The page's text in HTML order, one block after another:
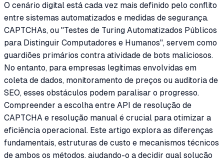
O cenário digital está cada vez mais definido pelo conflito
entre sistemas automatizados e medidas de segurança.
CAPTCHAs, ou "Testes de Turing Automatizados Públicos
para Distinguir Computadores e Humanos", servem como
guardiões primários contra atividade de bots maliciosos.
No entanto, para empresas legítimas envolvidas em
coleta de dados, monitoramento de preços ou auditoria de
SEO, esses obstáculos podem paralisar o progresso.
Compreender a escolha entre API de resolução de
CAPTCHA e resolução manual é crucial para otimizar a
eficiência operacional. Este artigo explora as diferenças
fundamentais, estruturas de custo e mecanismos técnicos
de ambos os métodos, ajudando-o a decidir qual solução